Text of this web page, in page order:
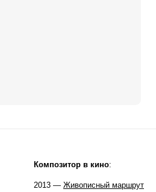
Композитор в кино:
2013 — Живописный маршрут